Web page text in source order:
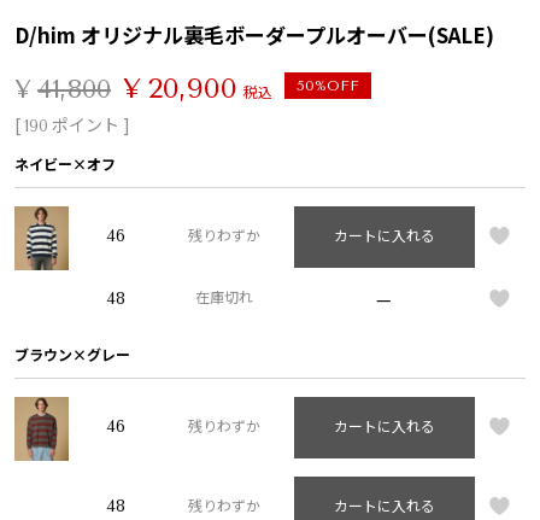
D/him オリジナル裏毛ボーダープルオーバー(SALE)
¥ 41,800 ¥ 20,900 税込 50%OFF
[190 ポイント ]
ネイビー×オフ
46 残りわずか カートに入れる
48 在庫切れ —
ブラウン×グレー
46 残りわずか カートに入れる
48 残りわずか カートに入れる